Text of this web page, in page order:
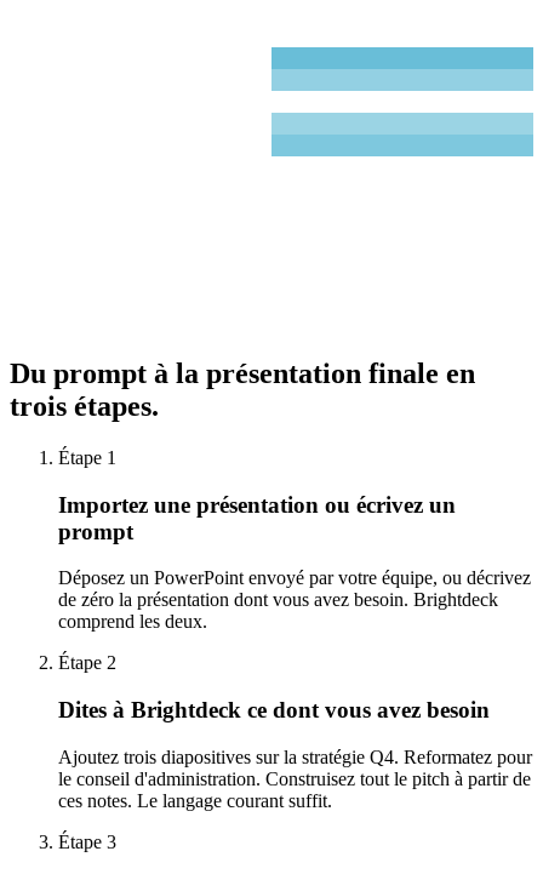
Du prompt à la présentation finale en
trois étapes.
Étape 1
Importez une présentation ou écrivez un
prompt
Déposez un PowerPoint envoyé par votre équipe, ou décrivez
de zéro la présentation dont vous avez besoin. Brightdeck
comprend les deux.
Étape 2
Dites à Brightdeck ce dont vous avez besoin
Ajoutez trois diapositives sur la stratégie Q4. Reformatez pour
le conseil d'administration. Construisez tout le pitch à partir de
ces notes. Le langage courant suffit.
Étape 3